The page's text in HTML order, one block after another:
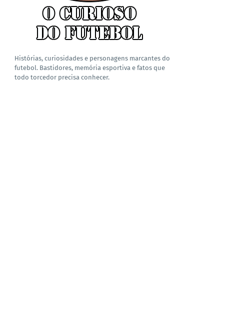
Histórias, curiosidades e personagens marcantes do
futebol. Bastidores, memória esportiva e fatos que
todo torcedor precisa conhecer.